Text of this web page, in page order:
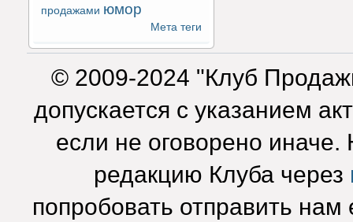
продажами юмор
Мета теги
© 2009-2024 "Клуб
допускается с указанием
если не оговорено
редакцию Клуба через
попробовать отправить нам